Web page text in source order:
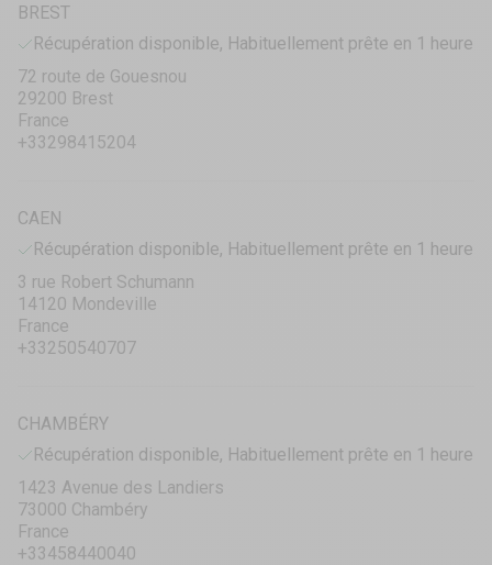
BREST
Récupération disponible, Habituellement prête en 1 heure
72 route de Gouesnou
29200 Brest
France
+33298415204
CAEN
Récupération disponible, Habituellement prête en 1 heure
3 rue Robert Schumann
14120 Mondeville
France
+33250540707
CHAMBÉRY
Récupération disponible, Habituellement prête en 1 heure
1423 Avenue des Landiers
73000 Chambéry
France
+33458440040